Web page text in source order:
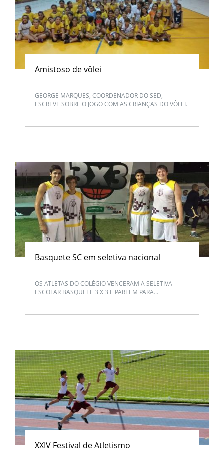
Amistoso de vôlei
GEORGE MARQUES, COORDENADOR DO SED,
ESCREVE SOBRE O JOGO COM AS CRIANÇAS DO VÔLEI.
Basquete SC em seletiva nacional
OS ATLETAS DO COLÉGIO VENCERAM A SELETIVA
ESCOLAR BASQUETE 3 X 3 E PARTEM PARA...
XXIV Festival de Atletismo